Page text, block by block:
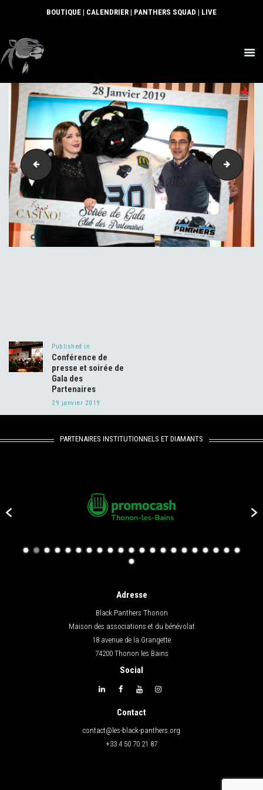
BOUTIQUE | CALENDRIER | PANTHERS SQUAD | LIVE
ACTUS
SECTIONS
CLUB
COMMUNAUTÉ
PARTENAIRES
CONTACT
309-2 316-2
l’article
Published in
post:
Conférence de
presse et soirée de
Gala des
Partenaires
29 janvier 2019
PARTENAIRES INSTITUTIONNELS ET DIAMANTS
Adresse
Black Panthers Thonon
Maison des associations et du bénévolat
18 avenue de la Grangette
74200 Thonon les Bains
Social
Contact
contact@les-black-panthers.org
+33 4 50 70 21 87